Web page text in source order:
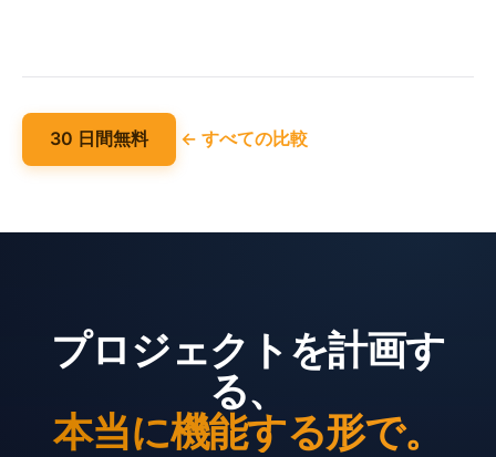
30 日間無料 ← すべての比較
プロジェクトを計画す
る、
本当に機能する形で。